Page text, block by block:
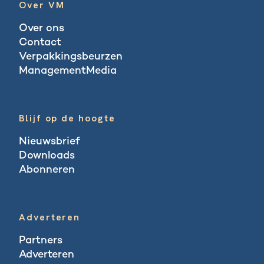
Over VM
Over ons
Contact
Verpakkingsbeurzen
ManagementMedia
Blijf op de hoogte
Nieuwsbrief
Downloads
Abonneren
Adverteren
Partners
Adverteren